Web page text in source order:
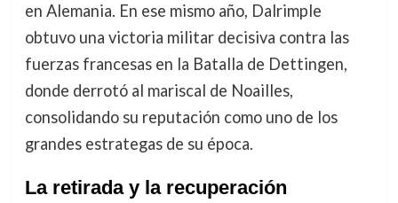
en Alemania. En ese mismo año, Dalrimple
obtuvo una victoria militar decisiva contra las
fuerzas francesas en la Batalla de Dettingen,
donde derrotó al mariscal de Noailles,
consolidando su reputación como uno de los
grandes estrategas de su época.
La retirada y la recuperación